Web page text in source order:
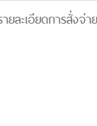
ยละเอียดการสั่งจ่